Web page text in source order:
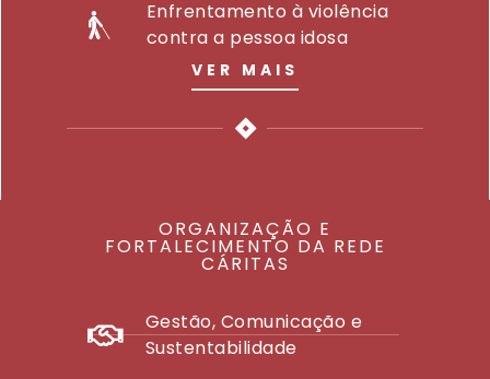
Enfrentamento à violência
contra a pessoa idosa
VER MAIS
ORGANIZAÇÃO E
FORTALECIMENTO DA REDE
CÁRITAS
Gestão, Comunicação e
Sustentabilidade